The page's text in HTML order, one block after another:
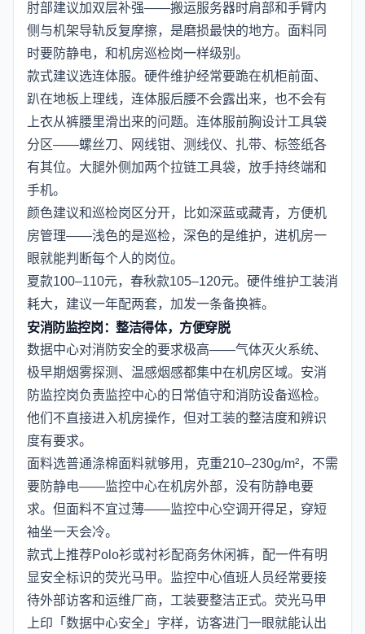
肘部建议加双层补强——搬运服务器时肩部和手臂内
侧与机架导轨反复摩擦，是磨损最快的地方。面料同
时要防静电，和机房巡检岗一样级别。
款式建议选连体服。硬件维护经常要跪在机柜前面、
趴在地板上理线，连体服后腰不会露出来，也不会有
上衣从裤腰里滑出来的问题。连体服前胸设计工具袋
分区——螺丝刀、网线钳、测线仪、扎带、标签纸各
有其位。大腿外侧加两个拉链工具袋，放手持终端和
手机。
颜色建议和巡检岗区分开，比如深蓝或藏青，方便机
房管理——浅色的是巡检，深色的是维护，进机房一
眼就能判断每个人的岗位。
夏款100–110元，春秋款105–120元。硬件维护工装消
耗大，建议一年配两套，加发一条备换裤。
安消防监控岗：整洁得体，方便穿脱
数据中心对消防安全的要求极高——气体灭火系统、
极早期烟雾探测、温感烟感都集中在机房区域。安消
防监控岗负责监控中心的日常值守和消防设备巡检。
他们不直接进入机房操作，但对工装的整洁度和辨识
度有要求。
面料选普通涤棉面料就够用，克重210–230g/m²，不需
要防静电——监控中心在机房外部，没有防静电要
求。但面料不宜过薄——监控中心空调开得足，穿短
袖坐一天会冷。
款式上推荐Polo衫或衬衫配商务休闲裤，配一件有明
显安全标识的荧光马甲。监控中心值班人员经常要接
待外部访客和运维厂商，工装要整洁正式。荧光马甲
上印「数据中心安全」字样，访客进门一眼就能认出